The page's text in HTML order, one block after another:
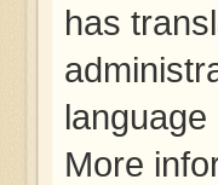
has
More